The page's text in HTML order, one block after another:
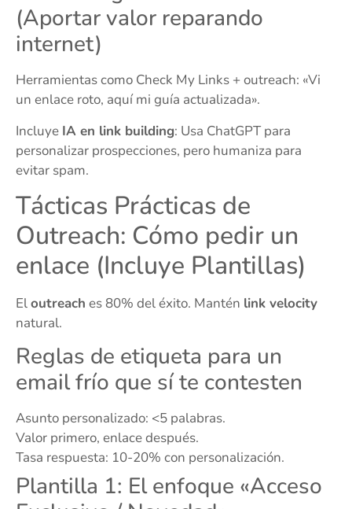
(Aportar valor reparando
internet)
Herramientas como Check My Links + outreach: «Vi
un enlace roto, aquí mi guía actualizada».
Incluye IA en link building: Usa ChatGPT para
personalizar prospecciones, pero humaniza para
evitar spam.
Tácticas Prácticas de
Outreach: Cómo pedir un
enlace (Incluye Plantillas)
Eloutreach es 80% del éxito. Mantén link velocity
natural.
Reglas de etiqueta para un
email frío que sí te contesten
Asunto personalizado: <5 palabras.
Valor primero, enlace después.
Tasa respuesta: 10-20% con personalización.
Plantilla 1: El enfoque «Acceso